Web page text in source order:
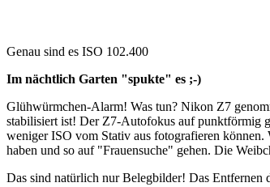
Genau sind es ISO 102.400
Im nächtlich Garten "spukte" es ;-)
Glühwürmchen-Alarm! Was tun? Nikon Z7
stabilisiert ist! Der Z7-Autofokus auf punktförmig
weniger ISO vom Stativ aus fotografieren
haben und so auf "Frauensuche" gehen. Die
Das sind natürlich nur Belegbilder! Das Entfernen